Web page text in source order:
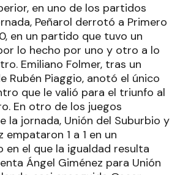
en uno de los partidos
Peñarol derrotó a Primero
en un partido que tuvo un
lo hecho por uno y otro a lo
Emiliano Folmer, tras un
Rubén Piaggio, anotó el único
que le valió para el triunfo al
En otro de los juegos
la jornada, Unión del Suburbio y
empataron 1 a 1 en un
en el que la igualdad resulta
Ángel Giménez para Unión